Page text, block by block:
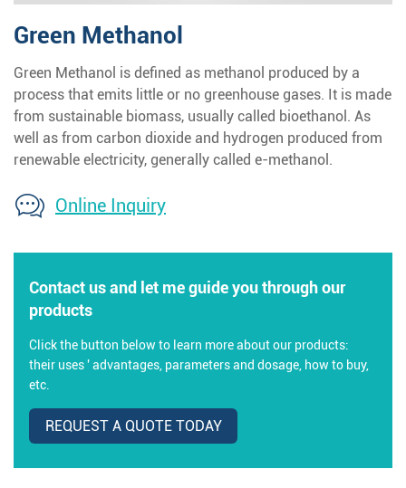
Green Methanol
Green Methanol is defined as methanol produced by a
process that emits little or no greenhouse gases. It is made
from sustainable biomass, usually called bioethanol. As
well as from carbon dioxide and hydrogen produced from
renewable electricity, generally called e-methanol.
Online Inquiry
Contact us and let me guide you through our
products
Click the button below to learn more about our products:
their uses ' advantages, parameters and dosage, how to buy,
etc.
REQUEST A QUOTE TODAY